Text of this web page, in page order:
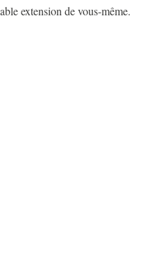
extension de vous-même.